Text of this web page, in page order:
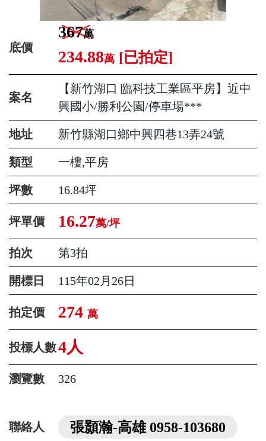
底價
367萬
234.88萬 [已拍定]
案名
【新竹湖口 臨科技工業區平房】近中
興國小/勝利公園/停車場***
地址 新竹縣湖口鄉中興四巷13弄24號
類型 一樓,平房
坪數 16.84坪
坪單價 16.27萬/坪
拍次 第3拍
開標日 115年02月26日
拍定價 274 萬
投標人數4人
瀏覽數 326
聯絡人 張顥瀚-高雄 0958-103680